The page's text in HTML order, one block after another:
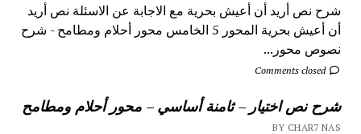
شرح نص أريد أن أعيش بحرية مع الاجابة عن الاسئلة نص أريد
أن أعيش بحرية المحور 5 الخامس محور أحلام ومطامح - شرح
نصوص محور...
Comments closed
شرح نص اختيار – ثامنة أساسي – محور أحلام ومطامح
BY CHAR7 NAS